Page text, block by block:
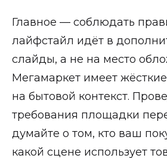
Главное — соблюдать
лайфстайл идёт в
слайды, а не на место
Мегамаркет имеет
на бытовой контекст.
требования площадки
думайте о том, кто ваш
какой сцене использует